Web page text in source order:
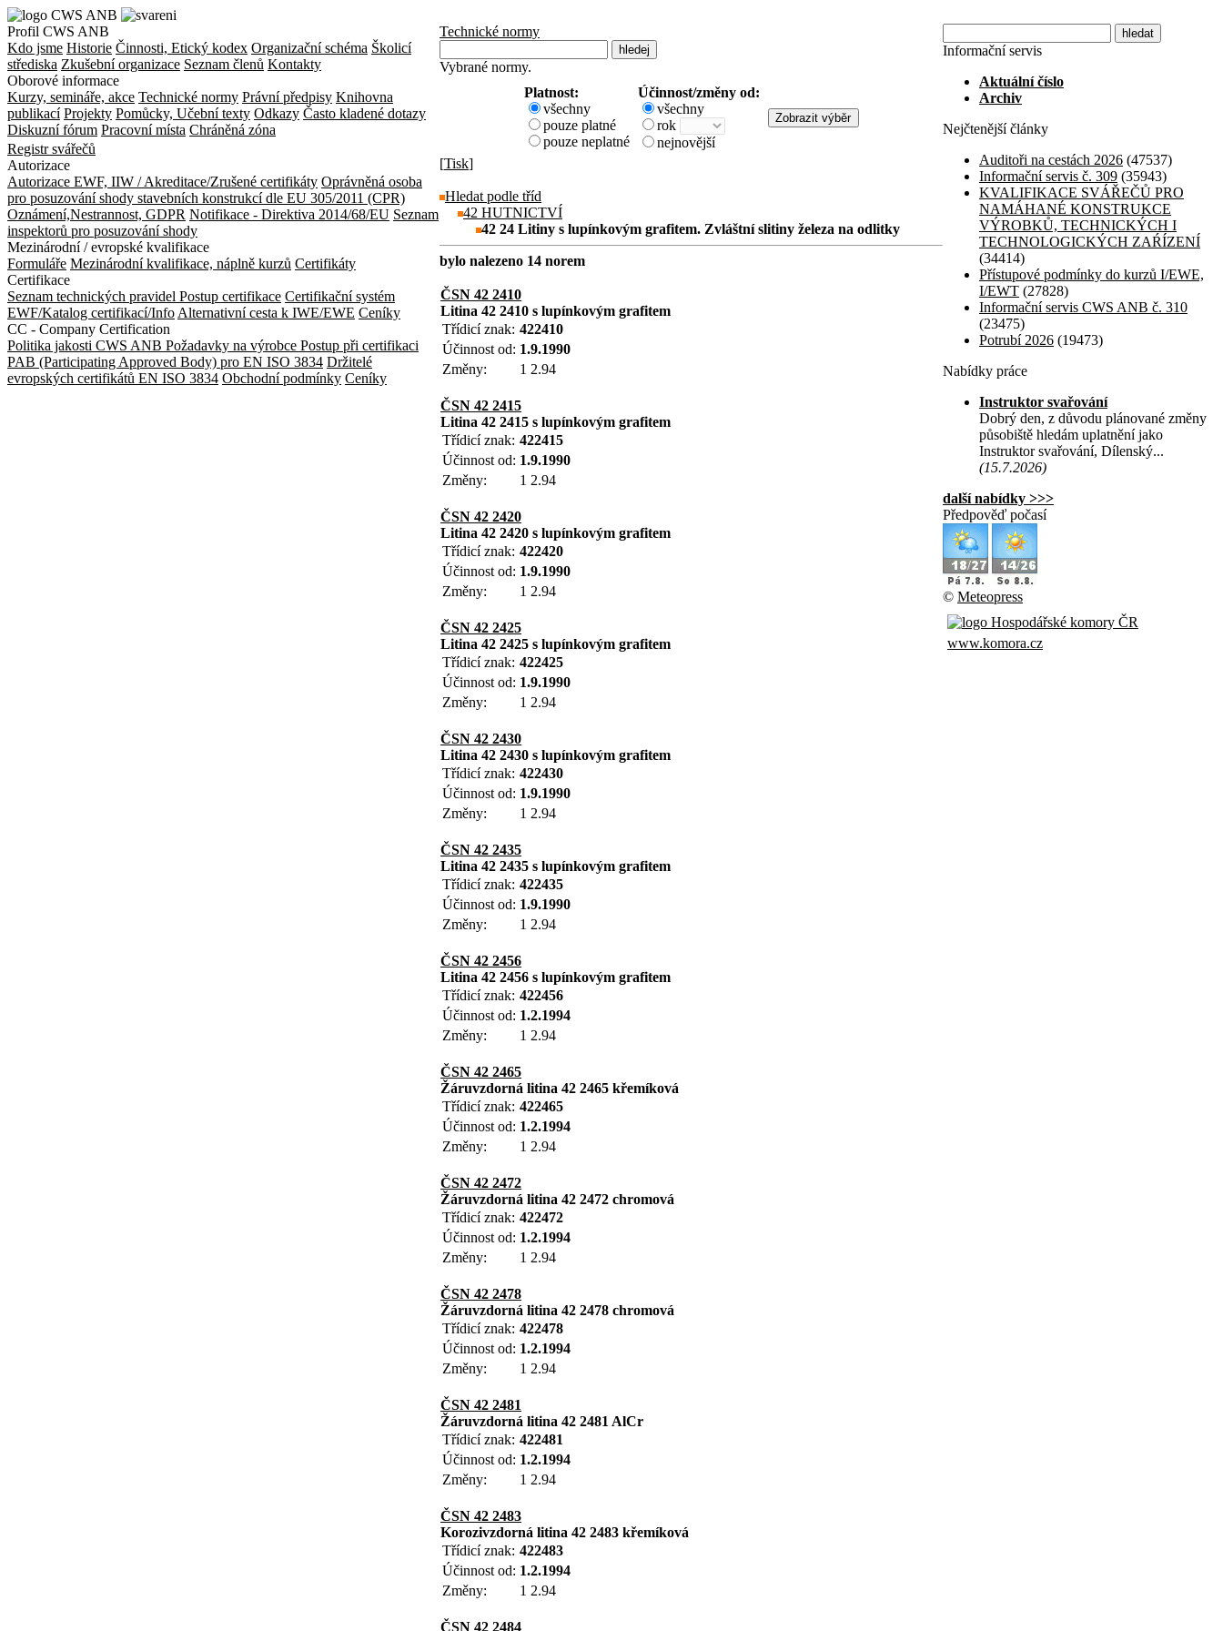
Profil CWS ANB
Kdo jsme Historie Činnosti, Etický kodex Organizační schéma Školicí
střediska Zkušební organizace Seznam členů Kontakty
Oborové informace
Kurzy, semináře, akce Technické normy Právní předpisy Knihovna
publikací Projekty Pomůcky, Učební texty Odkazy Často kladené dotazy
Diskuzní fórum Pracovní místa Chráněná zóna
Registr svářečů
Autorizace
Autorizace EWF, IIW / Akreditace/Zrušené certifikáty Oprávněná osoba
pro posuzování shody stavebních konstrukcí dle EU 305/2011 (CPR)
Oznámení,Nestrannost, GDPR Notifikace - Direktiva 2014/68/EU Seznam
inspektorů pro posuzování shody
Mezinárodní / evropské kvalifikace
Formuláře Mezinárodní kvalifikace, náplně kurzů Certifikáty
Certifikace
Seznam technických pravidel Postup certifikace Certifikační systém
EWF/Katalog certifikací/Info Alternativní cesta k IWE/EWE Ceníky
CC - Company Certification
Politika jakosti CWS ANB Požadavky na výrobce Postup při certifikaci
PAB (Participating Approved Body) pro EN ISO 3834 Držitelé
evropských certifikátů EN ISO 3834 Obchodní podmínky Ceníky
Technické normy
Vybrané normy.
Platnost:
všechny
pouze platné
pouze neplatné
Účinnost/změny od:
všechny
rok
nejnovější
[Tisk]
Hledat podle tříd
42 HUTNICTVÍ
42 24 Litiny s lupínkovým grafitem. Zvláštní slitiny železa na odlitky
bylo nalezeno 14 norem
ČSN 42 2410
Litina 42 2410 s lupínkovým grafitem
Třídicí znak: 422410
Účinnost od: 1.9.1990
Změny:
1 2.94
ČSN 42 2415
Litina 42 2415 s lupínkovým grafitem
Třídicí znak: 422415
Účinnost od: 1.9.1990
Změny:
1 2.94
ČSN 42 2420
Litina 42 2420 s lupínkovým grafitem
Třídicí znak: 422420
Účinnost od: 1.9.1990
Změny:
1 2.94
ČSN 42 2425
Litina 42 2425 s lupínkovým grafitem
Třídicí znak: 422425
Účinnost od: 1.9.1990
Změny:
1 2.94
ČSN 42 2430
Litina 42 2430 s lupínkovým grafitem
Třídicí znak: 422430
Účinnost od: 1.9.1990
Změny:
1 2.94
ČSN 42 2435
Litina 42 2435 s lupínkovým grafitem
Třídicí znak: 422435
Účinnost od: 1.9.1990
Změny:
1 2.94
ČSN 42 2456
Litina 42 2456 s lupínkovým grafitem
Třídicí znak: 422456
Účinnost od: 1.2.1994
Změny:
1 2.94
ČSN 42 2465
Žáruvzdorná litina 42 2465 křemíková
Třídicí znak: 422465
Účinnost od: 1.2.1994
Změny:
1 2.94
ČSN 42 2472
Žáruvzdorná litina 42 2472 chromová
Třídicí znak: 422472
Účinnost od: 1.2.1994
Změny:
1 2.94
ČSN 42 2478
Žáruvzdorná litina 42 2478 chromová
Třídicí znak: 422478
Účinnost od: 1.2.1994
Změny:
1 2.94
ČSN 42 2481
Žáruvzdorná litina 42 2481 AlCr
Třídicí znak: 422481
Účinnost od: 1.2.1994
Změny:
1 2.94
ČSN 42 2483
Korozivzdorná litina 42 2483 křemíková
Třídicí znak: 422483
Účinnost od: 1.2.1994
Změny:
1 2.94
ČSN 42 2484
Informační servis
Aktuální číslo
Archiv
Nejčtenější články
Auditoři na cestách 2026 (47537)
Informační servis č. 309 (35943)
KVALIFIKACE SVÁŘEČŮ PRO
NAMÁHANÉ KONSTRUKCE
VÝROBKŮ, TECHNICKÝCH I
TECHNOLOGICKÝCH ZAŔÍZENÍ
(34414)
Přístupové podmínky do kurzů I/EWE,
I/EWT (27828)
Informační servis CWS ANB č. 310
(23475)
Potrubí 2026 (19473)
Nabídky práce
Instruktor svařování
Dobrý den, z důvodu plánované změny
působiště hledám uplatnění jako
Instruktor svařování, Dílenský...
(15.7.2026)
další nabídky >>>
Předpověď počasí
© Meteopress
www.komora.cz